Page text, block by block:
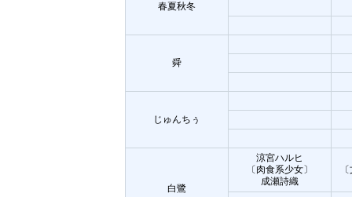
春夏秋冬
舜
じゅんちぅ
白鷺
涼宮ハルヒ
〔肉食系少女〕
成瀬詩織